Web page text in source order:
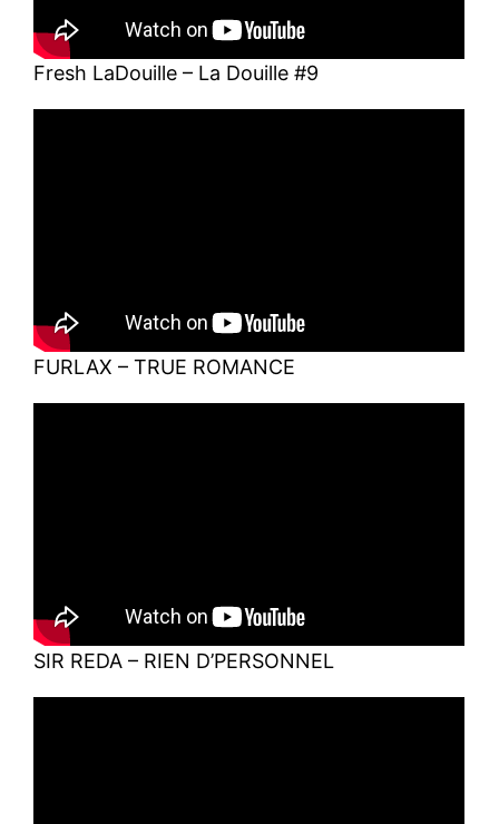
Fresh LaDouille – La Douille #9
FURLAX – TRUE ROMANCE
SIR REDA – RIEN D’PERSONNEL